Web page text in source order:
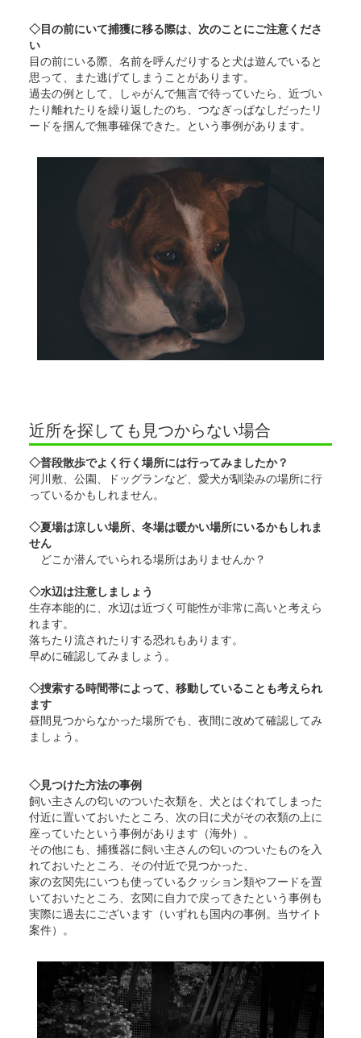
◇目の前にいて捕獲に移る際は、次のことにご注意くださ
い
目の前にいる際、名前を呼んだりすると犬は遊んでいると
思って、また逃げてしまうことがあります。
過去の例として、しゃがんで無言で待っていたら、近づい
たり離れたりを繰り返したのち、つなぎっぱなしだったリ
ードを掴んで無事確保できた。という事例があります。
近所を探しても見つからない場合
◇普段散歩でよく行く場所には行ってみましたか？
河川敷、公園、ドッグランなど、愛犬が馴染みの場所に行
っているかもしれません。
◇夏場は涼しい場所、冬場は暖かい場所にいるかもしれま
せん
どこか潜んでいられる場所はありませんか？
◇水辺は注意しましょう
生存本能的に、水辺は近づく可能性が非常に高いと考えら
れます。
落ちたり流されたりする恐れもあります。
早めに確認してみましょう。
◇捜索する時間帯によって、移動していることも考えられ
ます
昼間見つからなかった場所でも、夜間に改めて確認してみ
ましょう。
◇見つけた方法の事例
飼い主さんの匂いのついた衣類を、犬とはぐれてしまった
付近に置いておいたところ、次の日に犬がその衣類の上に
座っていたという事例があります（海外）。
その他にも、捕獲器に飼い主さんの匂いのついたものを入
れておいたところ、その付近で見つかった、
家の玄関先にいつも使っているクッション類やフードを置
いておいたところ、玄関に自力で戻ってきたという事例も
実際に過去にございます（いずれも国内の事例。当サイト
案件）。